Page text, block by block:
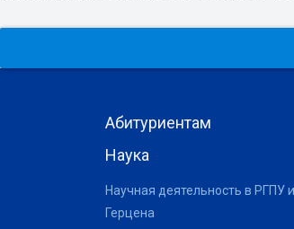
Абитуриентам
Наука
Научная деятельность в РГПУ
Герцена